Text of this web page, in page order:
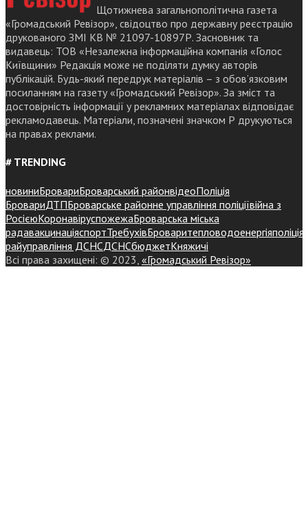
Щотижнева загальнополітична газета
«Громадський Ревізор», свідоцтво про державну реєстрацію
друкованого ЗМІ КВ № 21097-10897Р. Засновник та
видавець: ТОВ «Незалежна інформаційна компанія «Голос
Київщини» Редакція може не поділяти думку авторів
публікацій. Будь-який передрук матеріалів – з обов’язковим
посиланням на газету «Громадський Ревізор». За зміст та
достовірність інформації у рекламних матеріалах відповідає
рекламодавець. Матеріали, позначені значком Р друкуються
на правах реклами.
# TRENDING
новиниБровариБроварський районвідеоПоліція
БровариДТПБроварське районне управління поліціївійна з
РосієюКоронавіруспожежаБроварська міська
радавакцинаціяспортТребухівБроваритепловодоенергіяполіція
райуправління ДСНСДСНСбюджетКняжичі
Всі права захищені: © 2023, «Громадський Ревізор»